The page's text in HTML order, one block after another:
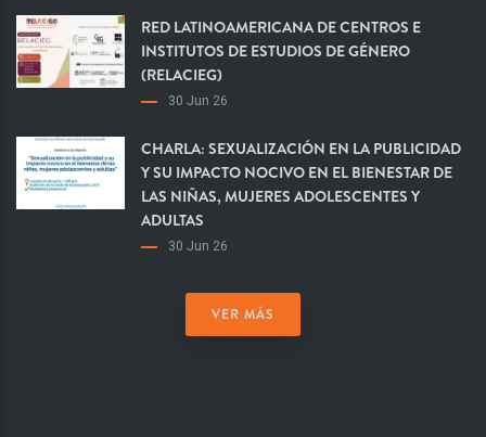
RED LATINOAMERICANA DE CENTROS E
INSTITUTOS DE ESTUDIOS DE GÉNERO
(RELACIEG)
30 Jun 26
CHARLA: SEXUALIZACIÓN EN LA PUBLICIDAD
Y SU IMPACTO NOCIVO EN EL BIENESTAR DE
LAS NIÑAS, MUJERES ADOLESCENTES Y
ADULTAS
30 Jun 26
VER MÁS